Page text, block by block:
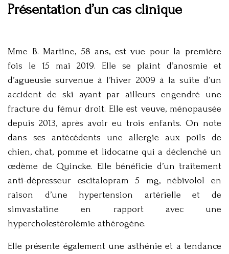
Présentation d’un cas clinique
Mme B. Martine, 58 ans, est vue pour la première
fois le 15 mai 2019. Elle se plaint d’anosmie et
d’agueusie survenue à l’hiver 2009 à la suite d’un
accident de ski ayant par ailleurs engendré une
fracture du fémur droit. Elle est veuve, ménopausée
depuis 2013, après avoir eu trois enfants. On note
dans ses antécédents une allergie aux poils de
chien, chat, pomme et lidocaïne qui a déclenché un
œdème de Quincke. Elle bénéficie d’un traitement
anti-dépresseur escitalopram 5 mg, nébivolol en
raison d’une hypertension artérielle et de
simvastatine en rapport avec une
hypercholestérolémie athérogène.
Elle présente également une asthénie et a tendance